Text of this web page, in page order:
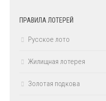
ПРАВИЛА ЛОТЕРЕЙ
Русское лото
Жилищная лотерея
Золотая подкова